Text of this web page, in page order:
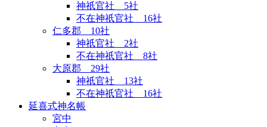
神祇官社 5社
不在神祇官社 16社
仁多郡 10社
神祇官社 2社
不在神祇官社 8社
大原郡 29社
神祇官社 13社
不在神祇官社 16社
延喜式神名帳
宮中